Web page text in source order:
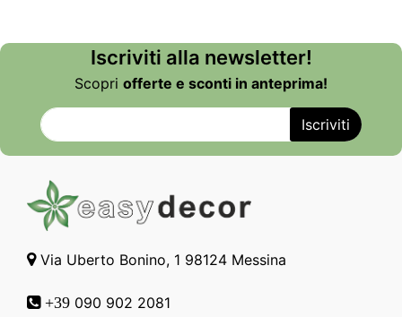
Iscriviti alla newsletter!
Scopri offerte e sconti in anteprima!
Via Uberto Bonino, 1 98124 Messina
+39 090 902 2081